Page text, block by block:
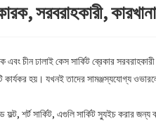
সরবরাহকারী, কারখানা
চীন ঢালাই কেস সার্কিট ব্রেকার
কার্যকর হয়। যখনই তাদের সামঞ্জস্যযোগ্য
শর্ট সার্কিট, এগুলি সার্কিট স্যুইচ করার